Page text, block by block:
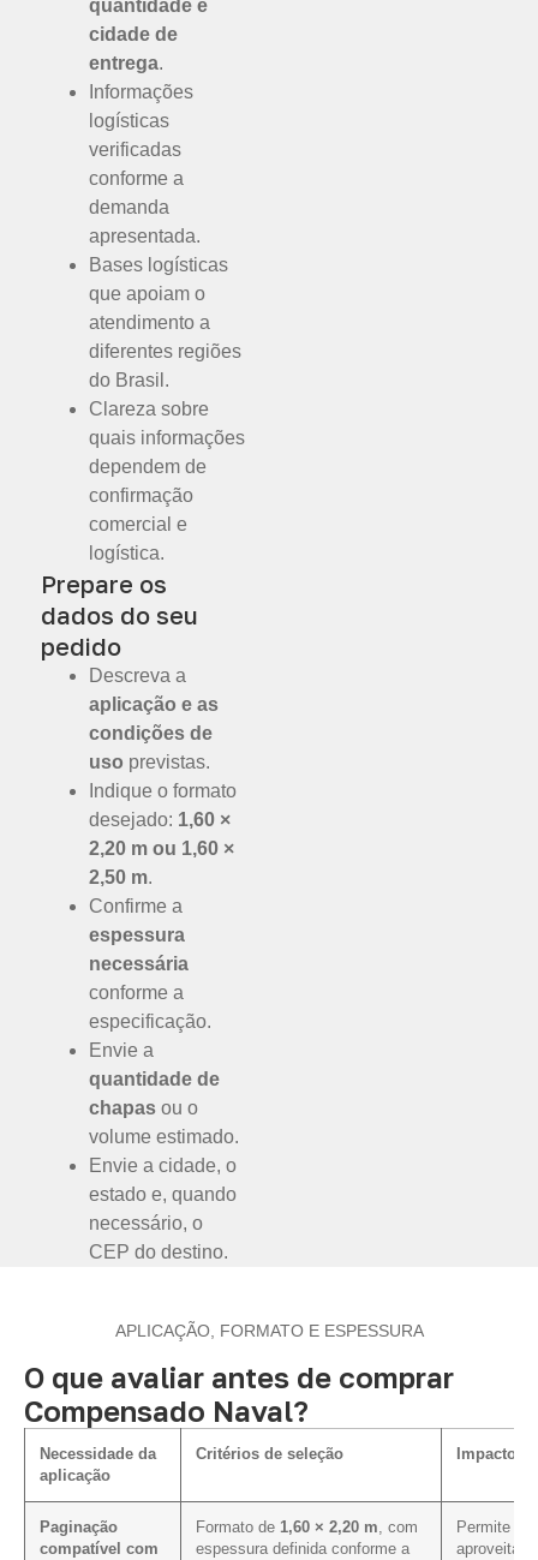
quantidade e
cidade de
entrega.
Informações
logísticas
verificadas
conforme a
demanda
apresentada.
Bases logísticas
que apoiam o
atendimento a
diferentes regiões
do Brasil.
Clareza sobre
quais informações
dependem de
confirmação
comercial e
logística.
Prepare os
dados do seu
pedido
Descreva a
aplicação e as
condições de
uso previstas.
Indique o formato
desejado: 1,60 ×
2,20 m ou 1,60 ×
2,50 m.
Confirme a
espessura
necessária
conforme a
especificação.
Envie a
quantidade de
chapas ou o
volume estimado.
Envie a cidade, o
estado e, quando
necessário, o
CEP do destino.
APLICAÇÃO, FORMATO E ESPESSURA
O que avaliar antes de comprar
Compensado Naval?
Necessidade da
aplicação
Critérios de seleção Impacto
Paginação
compatível com
Formato de 1,60 × 2,20 m , com
espessura definida conforme a
Permite